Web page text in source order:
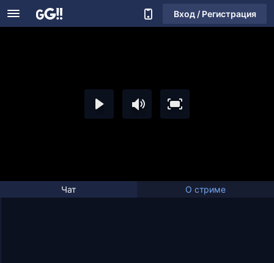
Вход / Регистрация
Чат О стриме